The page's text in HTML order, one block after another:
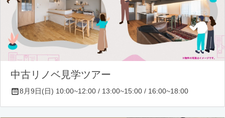
中古リノベ見学ツアー
8月9日(日) 10:00~12:00 / 13:00~15:00 / 16:00~18:00